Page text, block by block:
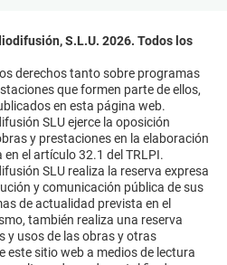
S.L.U. 2026. Todos los
derechos tanto sobre programas
que formen parte de ellos,
en esta página web.
SLU ejerce la oposición
y prestaciones en la elaboración
el artículo 32.1 del TRLPI.
SLU realiza la reserva expresa
y comunicación pública de sus
de actualidad prevista en el
también realiza una reserva
y usos de las obras y otras
este sitio web a medios de lectura